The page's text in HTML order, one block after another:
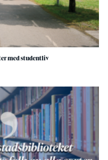
med studentliv